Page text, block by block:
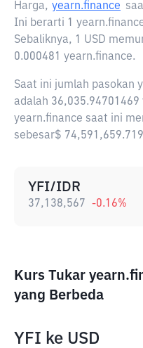
Harga, yearn.finance
Ini berarti 1
Sebaliknya, 1 USD
0.000481 yearn.finance.
Saat ini jumlah pasokan
adalah
yearn.finance saat ini
sebesar$
YFI/IDR
37,138,567 -0.16%
Kurs Tukar
yang Berbeda
YFI ke USD